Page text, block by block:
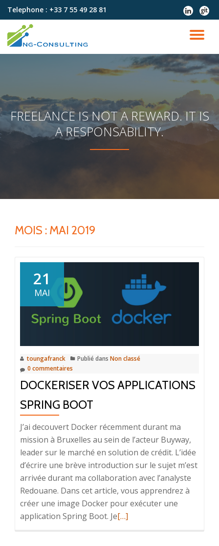
contenu
Telephone : +33 7 55 49 28 81
fa-
linkedin
fa-
git
LA
FREELANCE IS NOT A REWARD. IT IS
A RESPONSABILITY.
MOIS : MAI 2019
21
MAI
toungafranck Publié dans Non classé
0 commentaires
DOCKERISER VOS APPLICATIONS
SPRING BOOT
J’ai decouvert Docker récemment durant ma
mission à Bruxelles au sein de l’acteur Buyway,
leader sur le marché en solution de crédit. L’idée
d’écrire une brève introduction sur le sujet m’est
arrivée durant ma collaboration avec l’analyste
Redouane. Dans cet article, vous apprendrez à
créer une image Docker pour exécuter une
application Spring Boot. JeEn
[…]